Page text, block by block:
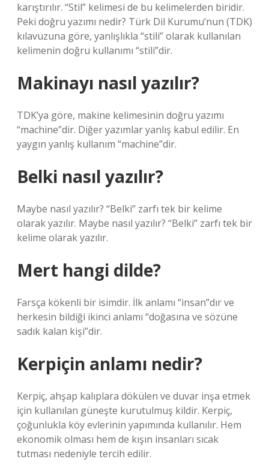
karıştırılır. “Stil” kelimesi de bu kelimelerden biridir.
Peki doğru yazımı nedir? Türk Dil Kurumu’nun (TDK)
kılavuzuna göre, yanlışlıkla “stili” olarak kullanılan
kelimenin doğru kullanımı “stili”dir.
Makinayı nasıl yazılır?
TDK’ya göre, makine kelimesinin doğru yazımı
“machine”dir. Diğer yazımlar yanlış kabul edilir. En
yaygın yanlış kullanım “machine”dir.
Belki nasıl yazılır?
Maybe nasıl yazılır? “Belki” zarfı tek bir kelime
olarak yazılır. Maybe nasıl yazılır? “Belki” zarfı tek bir
kelime olarak yazılır.
Mert hangi dilde?
Farsça kökenli bir isimdir. İlk anlamı “insan”dır ve
herkesin bildiği ikinci anlamı “doğasına ve sözüne
sadık kalan kişi”dir.
Kerpiçin anlamı nedir?
Kerpiç, ahşap kalıplara dökülen ve duvar inşa etmek
için kullanılan güneşte kurutulmuş kildir. Kerpiç,
çoğunlukla köy evlerinin yapımında kullanılır. Hem
ekonomik olması hem de kışın insanları sıcak
tutması nedeniyle tercih edilir.